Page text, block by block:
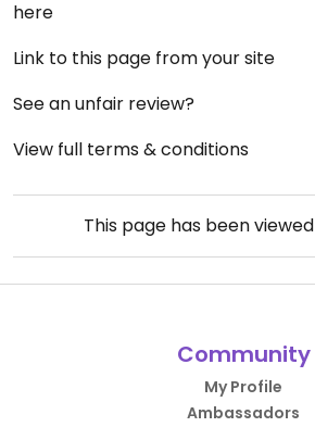
here
Link to this page from your site
See an unfair review?
View full terms & conditions
This page has been viewed
Community
My Profile
Ambassadors